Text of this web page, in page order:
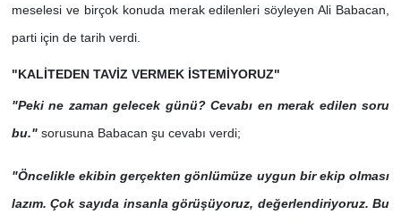
meselesi ve birçok konuda merak edilenleri söyleyen Ali Babacan,
parti için de tarih verdi.
"KALİTEDEN TAVİZ VERMEK İSTEMİYORUZ"
"Peki ne zaman gelecek günü? Cevabı en merak edilen soru
bu."sorusuna Babacan şu cevabı verdi;
"Öncelikle ekibin gerçekten gönlümüze uygun bir ekip olması
lazım. Çok sayıda insanla görüşüyoruz, değerlendiriyoruz. Bu